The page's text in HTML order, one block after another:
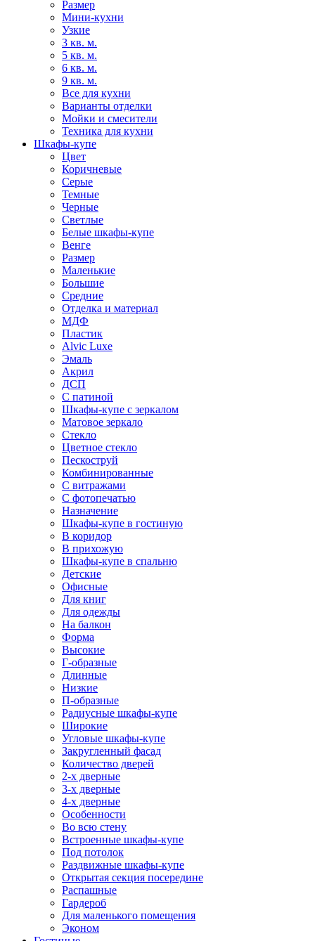
Размер
Мини-кухни
Узкие
3 кв. м.
5 кв. м.
6 кв. м.
9 кв. м.
Все для кухни
Варианты отделки
Мойки и смесители
Техника для кухни
Шкафы-купе
Цвет
Коричневые
Серые
Темные
Черные
Светлые
Белые шкафы-купе
Венге
Размер
Маленькие
Большие
Средние
Отделка и материал
МДФ
Пластик
Alvic Luxe
Эмаль
Акрил
ДСП
С патиной
Шкафы-купе с зеркалом
Матовое зеркало
Стекло
Цветное стекло
Пескоструй
Комбинированные
С витражами
С фотопечатью
Назначение
Шкафы-купе в гостиную
В коридор
В прихожую
Шкафы-купе в спальню
Детские
Офисные
Для книг
Для одежды
На балкон
Форма
Высокие
Г-образные
Длинные
Низкие
П-образные
Радиусные шкафы-купе
Широкие
Угловые шкафы-купе
Закругленный фасад
Количество дверей
2-х дверные
3-х дверные
4-х дверные
Особенности
Во всю стену
Встроенные шкафы-купе
Под потолок
Раздвижные шкафы-купе
Открытая секция посередине
Распашные
Гардероб
Для маленького помещения
Эконом